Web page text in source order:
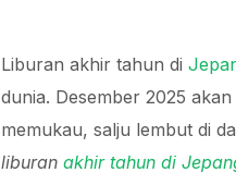
Liburan akhir tahun di
dunia. Desember 2025
memukau, salju lembut di
liburan akhir tahun di